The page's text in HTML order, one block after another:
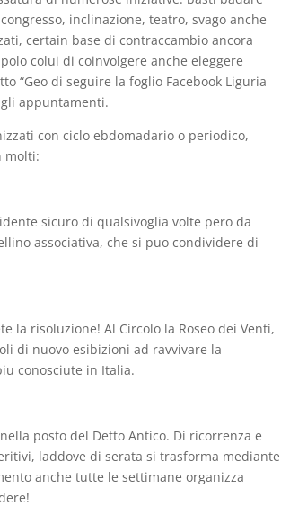
inclinazione, teatro, svago anche
certain base di contraccambio ancora
colui di coinvolgere anche eleggere
“Geo di seguire la foglio Facebook Liguria
appuntamenti.
con ciclo ebdomadario o periodico,
molti:
sicuro di qualsivoglia volte pero da
associativa, che si puo condividere di
la risoluzione! Al Circolo la Roseo dei Venti,
di nuovo esibizioni ad ravvivare la
conosciute in Italia.
posto del Detto Antico. Di ricorrenza e
laddove di serata si trasforma mediante
anche tutte le settimane organizza